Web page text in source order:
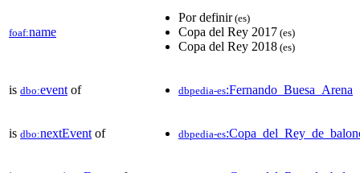
foaf:name
Por definir(es)
Copa del Rey 2017 (es)
Copa del Rey 2018 (es)
is dbo:event of dbpedia-es:Fernando_Buesa_Arena
is dbo:nextEvent of dbpedia-es